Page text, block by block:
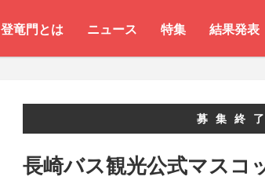
登竜門とは ニュース 特集 結果発表
募集終了
長崎バス観光公式マスコ